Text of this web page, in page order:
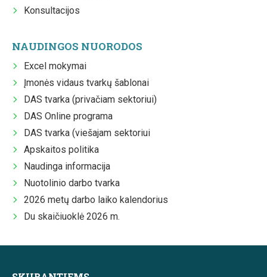
Konsultacijos
NAUDINGOS NUORODOS
Excel mokymai
Įmonės vidaus tvarkų šablonai
DAS tvarka (privačiam sektoriui)
DAS Online programa
DAS tvarka (viešajam sektoriui
Apskaitos politika
Naudinga informacija
Nuotolinio darbo tvarka
2026 metų darbo laiko kalendorius
Du skaičiuoklė 2026 m.